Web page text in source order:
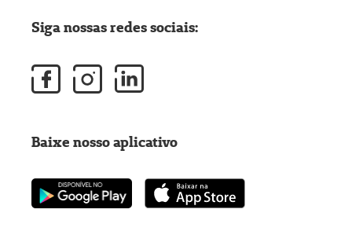
Siga nossas redes sociais:
Baixe nosso aplicativo